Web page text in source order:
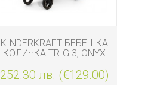
KINDERKRAFT БЕБЕШКА
КОЛИЧКА TRIG 3, ONYX
252.30 лв. (€129.00)